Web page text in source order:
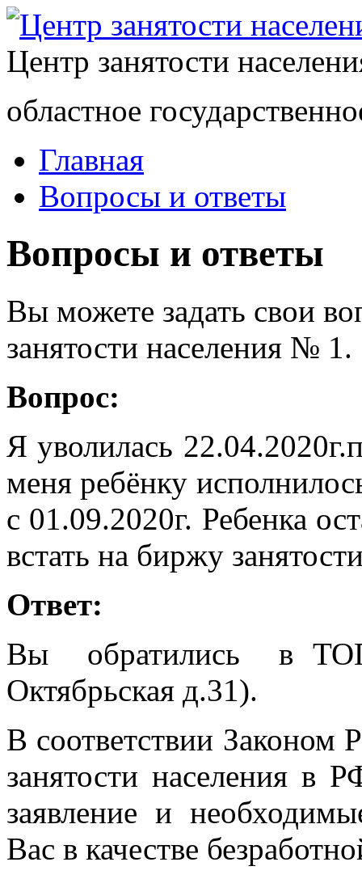
Центр занятости
областное
Главная
Вопросы и ответы
Вопросы и ответы
Вы можете задать свои
занятости населения № 1.
Вопрос:
Я уволилась
меня ребёнку
с 01.09.2020г. Ребенка
встать на биржу
Ответ:
Вы обратились в
Октябрьская д.31).
В соответствии
занятости населения
заявление и
Вас в качестве